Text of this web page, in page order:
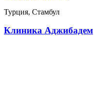
Турция, Стамбул
Клиника Аджибадем